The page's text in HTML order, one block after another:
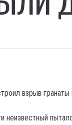
неизвестный